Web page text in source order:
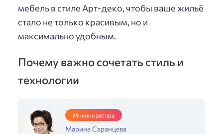
мебель в стиле Арт-деко, чтобы ваше жильё
стало не только красивым, но и
максимально удобным.
Почему важно сочетать стиль и
технологии
Мнение автора
Марина Саранцева